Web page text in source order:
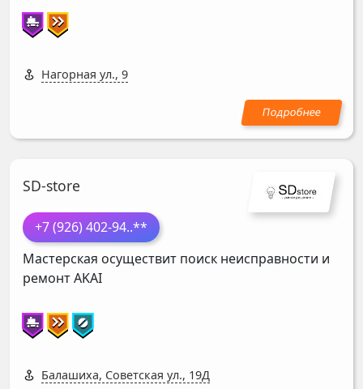
Нагорная ул., 9
SD-store
+7 (926) 402-94..**
Мастерская осуществит поиск неисправности и
ремонтAKAI
Балашиха, Советская ул., 19Д